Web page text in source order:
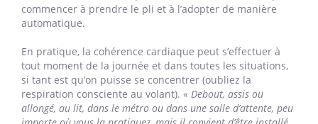
commencer à prendre le pli et à l’adopter de manière
automatique.
En pratique, la cohérence cardiaque peut s’effectuer à
tout moment de la journée et dans toutes les situations,
si tant est qu’on puisse se concentrer (oubliez la
respiration consciente au volant). « Debout, assis ou
allongé, au lit, dans le métro ou dans une salle d’attente, peu